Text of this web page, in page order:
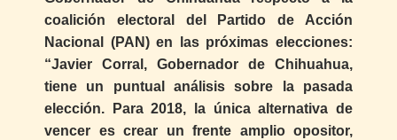
coalición electoral del Partido de Acción
Nacional (PAN) en las próximas elecciones:
“Javier Corral, Gobernador de Chihuahua,
tiene un puntual análisis sobre la pasada
elección. Para 2018, la única alternativa de
vencer es crear un frente amplio opositor,